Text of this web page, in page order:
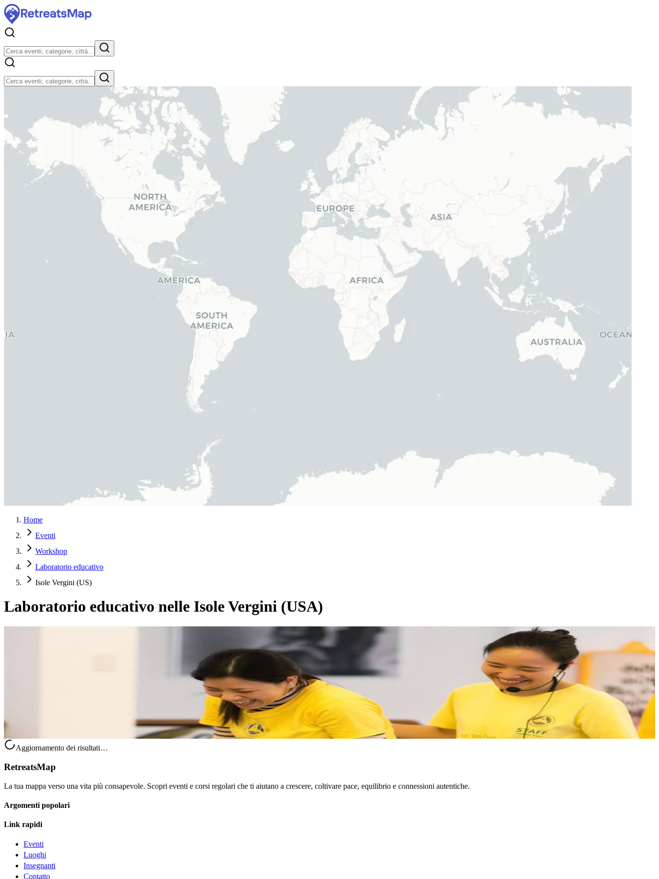
Home
Eventi
Workshop
Laboratorio educativo
Isole Vergini (US)
Laboratorio educativo nelle Isole Vergini (USA)
Sivananda Yoga Health Educator Training (SYHET) – Modulo 1
Andare alla radice delle cause della malattia e accompagnare gli altri nel loro percorso di auto-guarigione. Panoramica Nel corso dell’intero percorso professionale di 800 ore, i partecipanti acquisis...
Xuân Hương - Đà Lạt, Isole Vergini (US)
Aggiornamento dei risultati…
RetreatsMap
La tua mappa verso una vita più consapevole. Scopri eventi e corsi regolari che ti aiutano a crescere, coltivare pace, equilibrio e connessioni autentiche.
Argomenti popolari
Link rapidi
Eventi
Luoghi
Insegnanti
Contatto